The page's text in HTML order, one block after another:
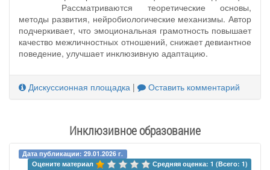
Рассматриваются теоретические основы,
методы развития, нейробиологические механизмы. Автор
подчеркивает, что эмоциональная грамотность повышает
качество межличностных отношений, снижает девиантное
поведение, улучшает инклюзивную адаптацию.
Дискуссионная площадка | Оставить комментарий
Инклюзивное образование
Дата публикации: 29.01.2026 г.
Оцените материал
Средняя оценка: 1 (Всего: 1)